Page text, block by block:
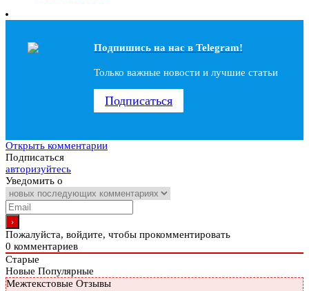
Подпишись на наc в Telegram!
Только важные новости и лучшие статьи
Подписаться
Открыть комментарии
Подписаться
авторизуйтесь
Уведомить о
Пожалуйста, войдите, чтобы прокомментировать
0 комментариев
Старые
Новые Популярные
Межтекстовые Отзывы